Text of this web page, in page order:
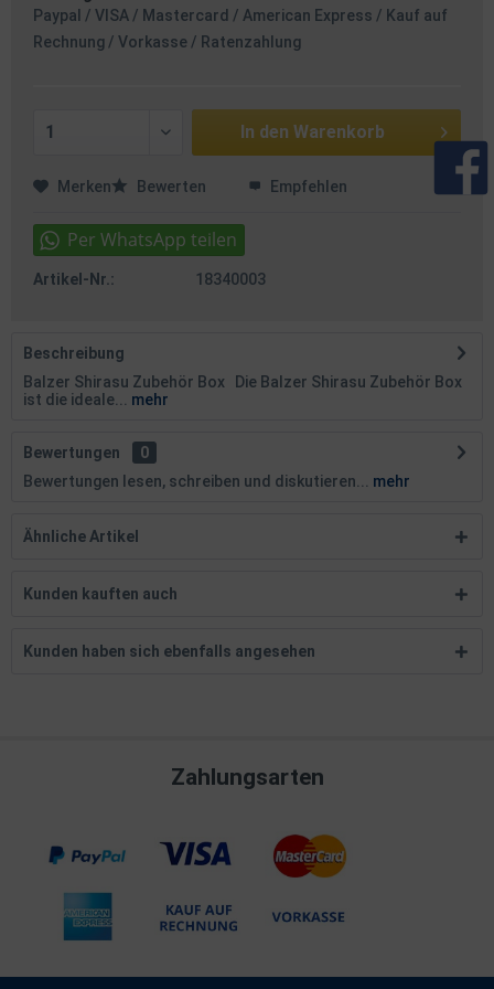
Paypal / VISA / Mastercard / American Express / Kauf auf
Rechnung / Vorkasse / Ratenzahlung
In den Warenkorb
Merken Bewerten Empfehlen
Artikel-Nr.: 18340003
Beschreibung
Balzer Shirasu Zubehör Box Die Balzer Shirasu Zubehör Box
ist die ideale...
mehr
Bewertungen
0
Bewertungen lesen, schreiben und diskutieren...
mehr
Ähnliche Artikel
Kunden kauften auch
Kunden haben sich ebenfalls angesehen
Zahlungsarten